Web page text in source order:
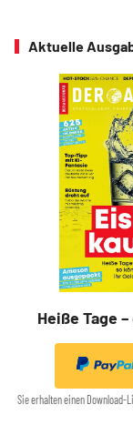
Aktuelle
Heiße Tage
Sie erhalten einen Download-